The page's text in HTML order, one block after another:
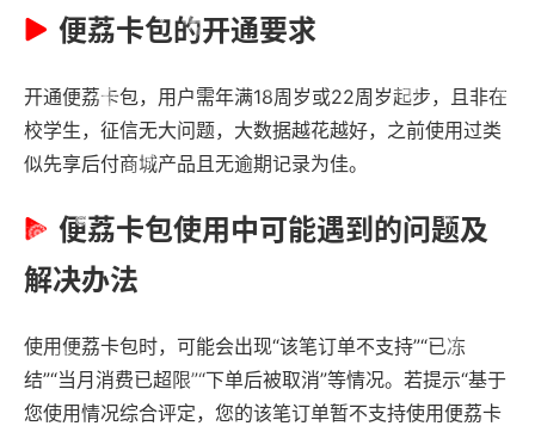
便荔卡包的开通要求
开通便荔卡包，用户需年满18周岁或22周岁起步，且非在
校学生，征信无大问题，大数据越花越好，之前使用过类
似先享后付商城产品且无逾期记录为佳。
便荔卡包使用中可能遇到的问题及
解决办法
使用便荔卡包时，可能会出现“该笔订单不支持”“已冻
结”“当月消费已超限”“下单后被取消”等情况。若提示“基于
您使用情况综合评定，您的该笔订单暂不支持使用便荔卡